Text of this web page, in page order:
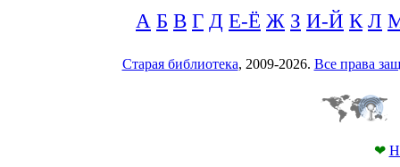
А Б В Г Д Е-Ё Ж З И-Й К Л
Старая библиотека, 2009-2026. Все права
❤